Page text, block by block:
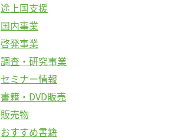
途上国支援
国内事業
啓発事業
調査・研究事業
セミナー情報
書籍・DVD販売
販売物
おすすめ書籍